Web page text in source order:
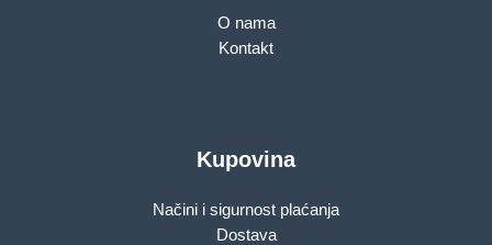
O nama
Kontakt
Kupovina
Načini i sigurnost plaćanja
Dostava